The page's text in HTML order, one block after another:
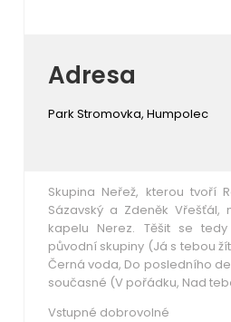
Adresa
Park Stromovka, Humpolec
Skupina Neřež, kterou tvoří
Sázavský a Zdeněk Vřešťál,
kapelu Nerez. Těšit se
původní skupiny (Já s tebou
Černá voda, Do posledního
současné (V pořádku, Nad
Vstupné dobrovolné